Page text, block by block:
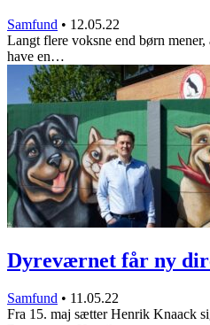
Samfund • 12.05.22
Langt flere voksne end børn
have en…
Dyreværnet får ny
Samfund • 11.05.22
Fra 15. maj sætter Henrik Knaack